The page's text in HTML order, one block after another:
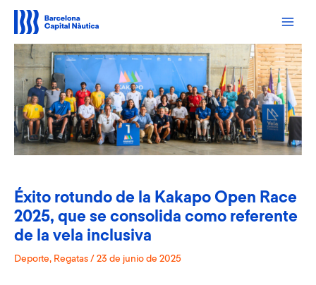
contenido
Éxito rotundo de la Kakapo Open Race
2025, que se consolida como referente
de la vela inclusiva
Deporte, Regatas / 23 de junio de 2025